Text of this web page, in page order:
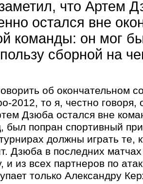
что Артем
остался вне
команды: он мог
сборной на
об окончательном
2012, то я, честно говоря,
Дзюба остался вне
был попран спортивный
должны играть те,
Дзюба в последних
и из всех партнеров по
только Александру